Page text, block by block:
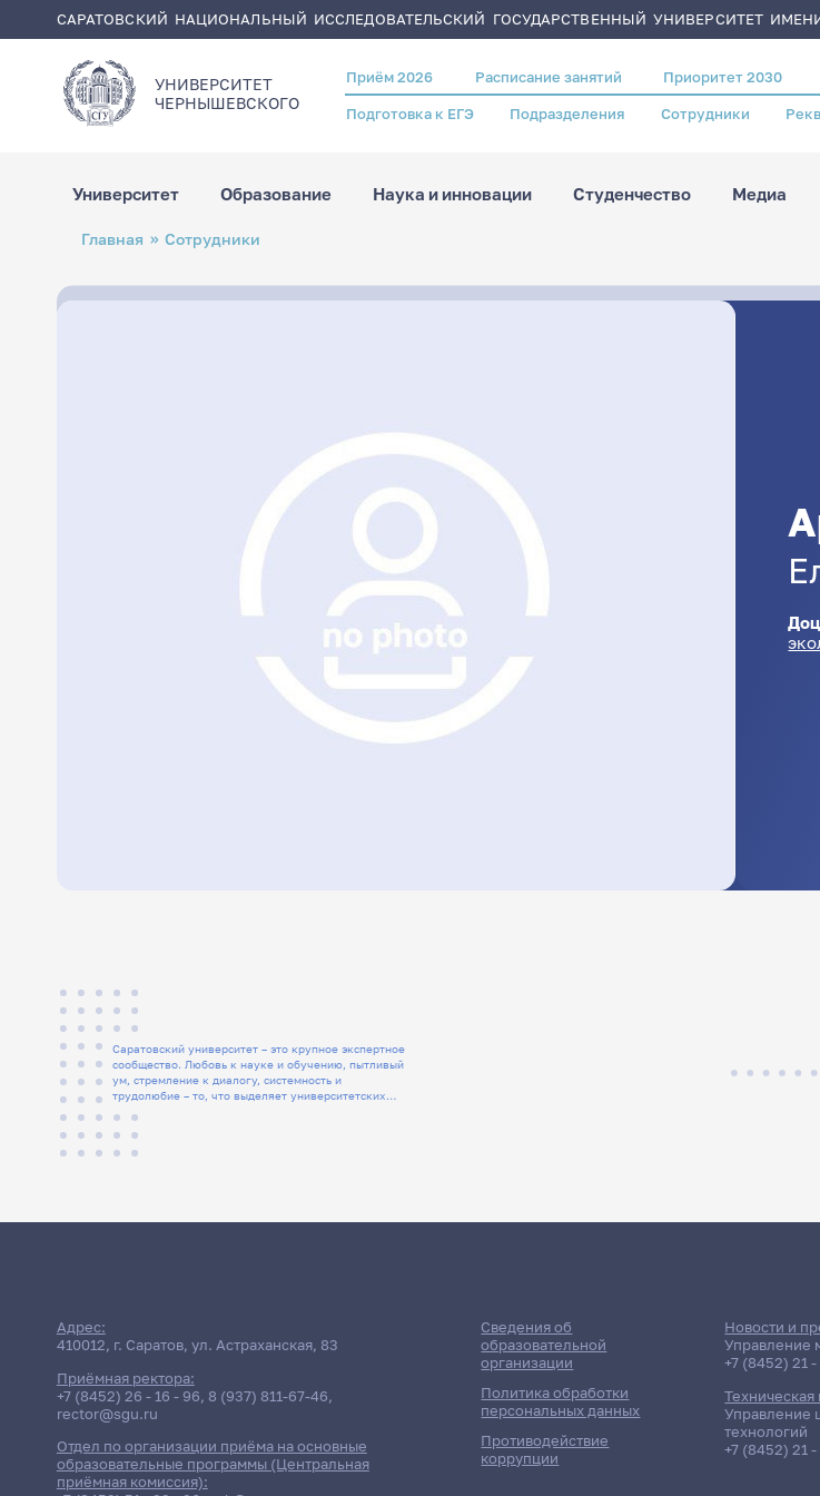
САРАТОВСКИЙ НАЦИОНАЛЬНЫЙ ИССЛЕДОВАТЕЛЬСКИЙ ГОСУДАРСТВЕННЫЙ УНИВЕРСИТЕТ
УНИВЕРСИТЕТ
ЧЕРНЫШЕВСКОГO
Header
menu
Приём 2026 Расписание занятий Приоритет 2030
Подготовка к ЕГЭ Подразделения Сотрудники
Университет Образование Наука и инновации Студенчество Медиа
Строка
навигации
Главная Сотрудники
Саратовский университет – это крупное экспертное
сообщество. Любовь к науке и обучению, пытливый
ум, стремление к диалогу, системность и
трудолюбие – то, что выделяет университетских
Адрес:
410012, г. Саратов, ул. Астраханская, 83
Приёмная ректора:
+7 (8452) 26 - 16 - 96, 8 (937) 811-67-46,
rector@sgu.ru
Отдел по организации приёма на основные
образовательные программы (Центральная
приёмная комиссия):
Сведения об
образовательной
организации
Политика обработки
персональных данных
Противодействие
коррупции
Новости и
Управление
+7 (8452) 21
Управление
технологий
+7 (8452) 21